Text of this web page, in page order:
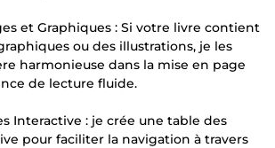
et Graphiques : Si votre livre contient
ou des illustrations, je les
harmonieuse dans la mise en page
de lecture fluide.
Interactive : je crée une table des
pour faciliter la navigation à travers